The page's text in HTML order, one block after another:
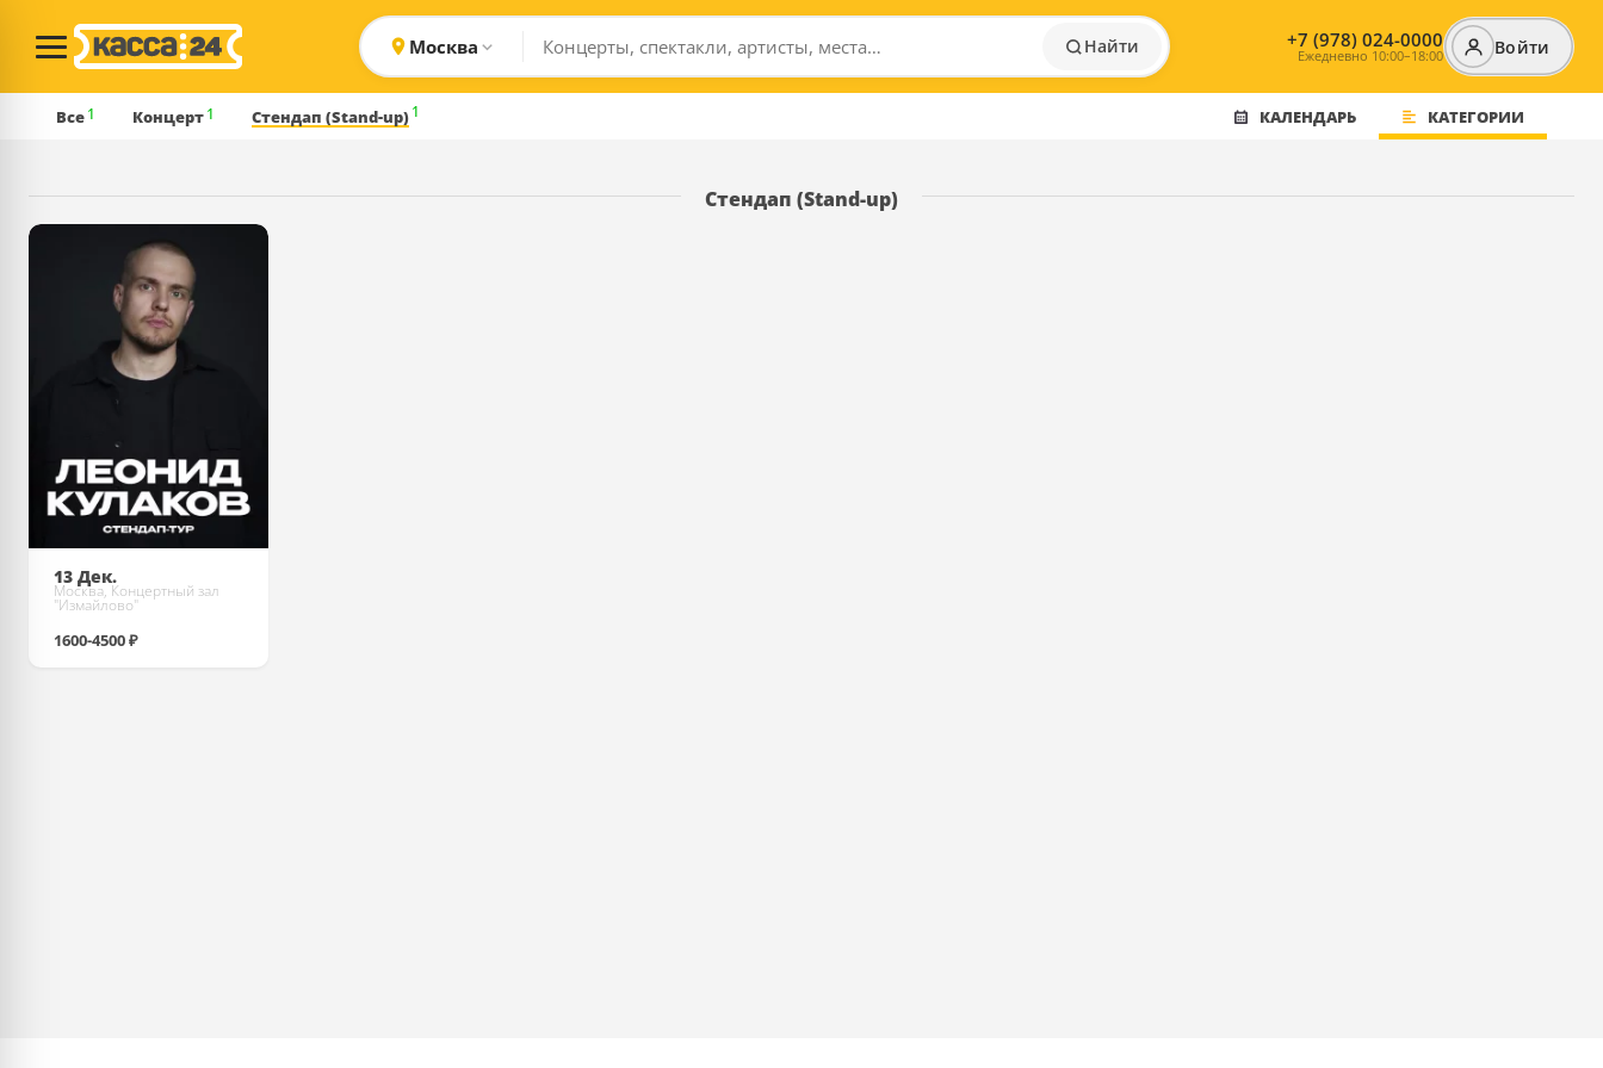
Москва Найти +7 (978) 024-0000
Ежедневно 10:00–18:00 Войти
Все1 Концерт1 Стендап (Stand-up)1 КАЛЕНДАРЬ КАТЕГОРИИ
Стендап (Stand-up)
13 Дек.
Москва, Концертный зал
"Измайлово"
1600-4500 ₽